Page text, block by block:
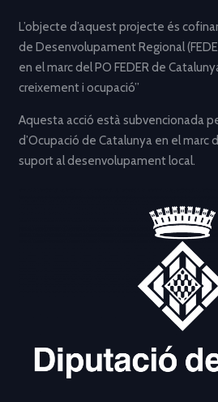
L’objecte d’aquest projecte és
de Desenvolupament Regional
en el marc del PO FEDER de
creixement i ocupació”
Aquesta acció està subvencionada
d’Ocupació de Catalunya en el marc
suport al desenvolupament local.